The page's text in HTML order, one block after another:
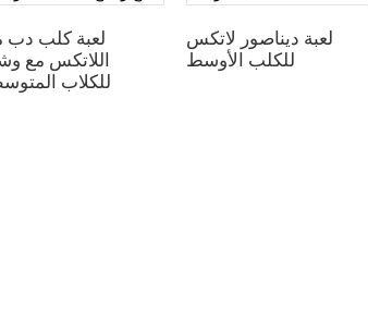
لعبة كلب دب
اللاتكس مع
للكلاب
لعبة ديناصور لاتكس
للكلب الأوسط